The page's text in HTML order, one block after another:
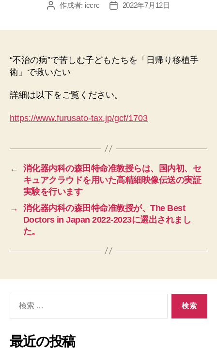
投 作成者: iccrc
投
2022年7月12日
“不治の病”で苦しむ子どもたちを「日帰り移植手
術」で救いたい
詳細は以下をご覧ください。
https://www.furusato-tax.jp/gcf/1703
←
消化器内科の森田特命准教授らは、国内初、セ
キュアクラウドを用いた高精細映像伝送の実証
実験を行います
→
消化器内科の森田特命准教授が、The Best
Doctors in Japan 2022-2023に選出されまし
た。
象:
最近の投稿